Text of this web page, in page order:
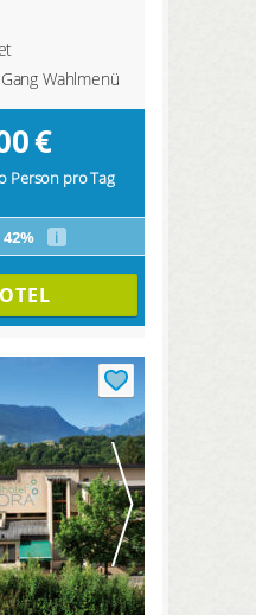
Wahlmenü
€
Person pro Tag
42% i